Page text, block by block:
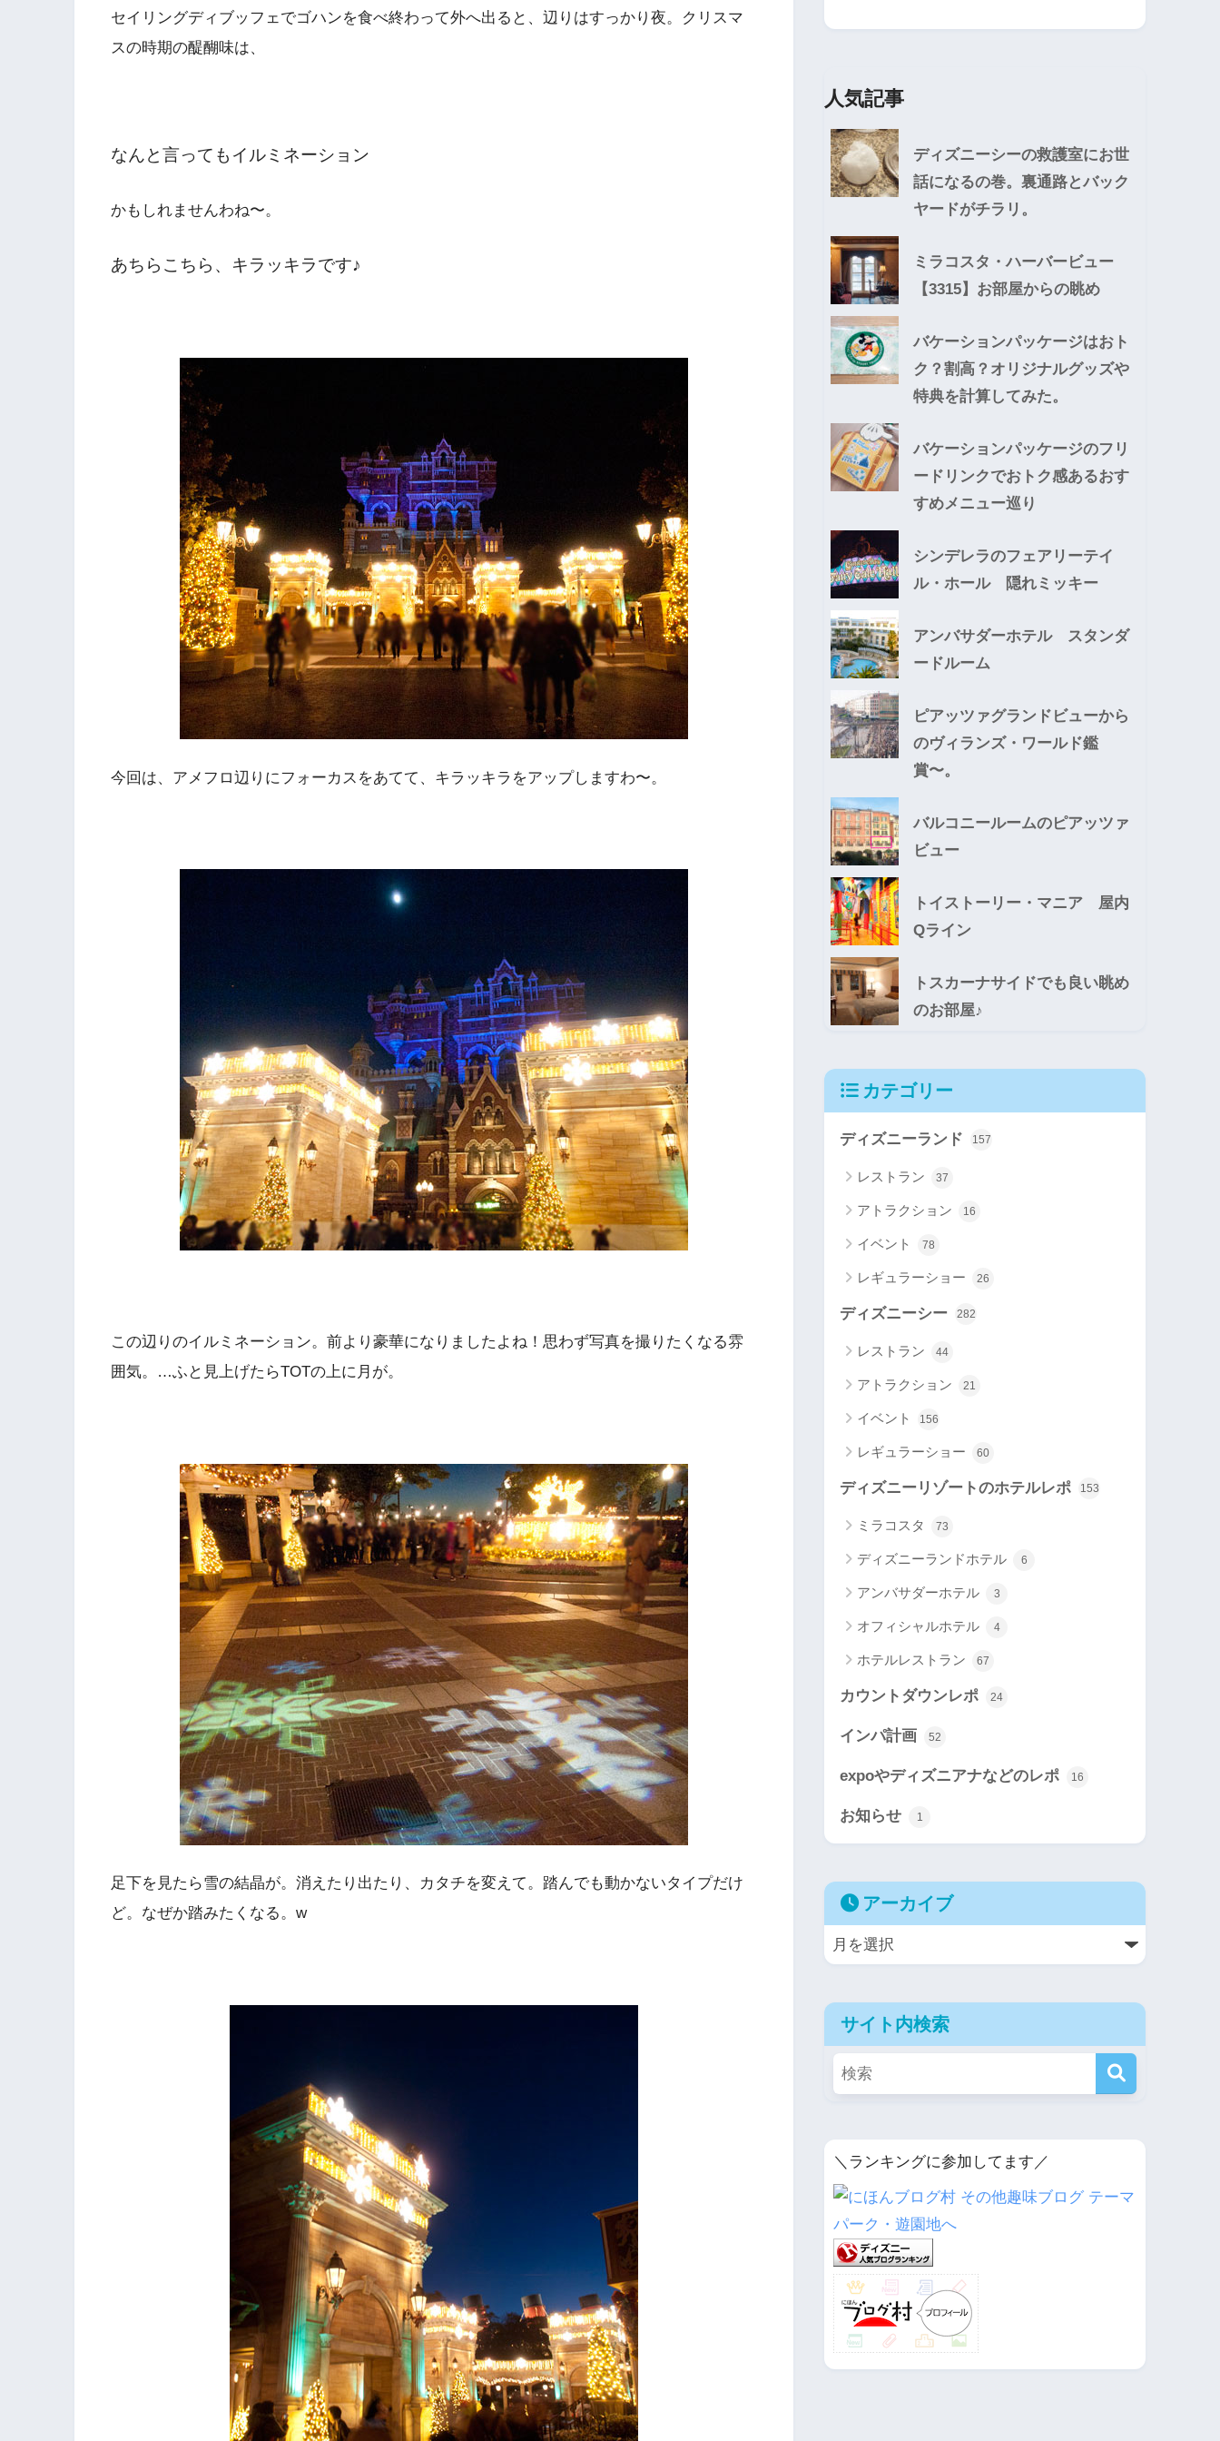
セイリングディブッフェでゴハンを食べ終わって外へ出ると、辺りはすっかり夜。クリスマ
スの時期の醍醐味は、
なんと言ってもイルミネーション
かもしれませんわね〜。
あちらこちら、キラッキラです♪
今回は、アメフロ辺りにフォーカスをあてて、キラッキラをアップしますわ〜。
この辺りのイルミネーション。前より豪華になりましたよね！思わず写真を撮りたくなる雰
囲気。…ふと見上げたらTOTの上に月が。
足下を見たら雪の結晶が。消えたり出たり、カタチを変えて。踏んでも動かないタイプだけ
ど。なぜか踏みたくなる。w
人気記事
ディズニーシーの救護室にお世
話になるの巻。裏通路とバック
ヤードがチラリ。
ミラコスタ・ハーバービュー
【3315】お部屋からの眺め
バケーションパッケージはおト
ク？割高？オリジナルグッズや
特典を計算してみた。
バケーションパッケージのフリ
ードリンクでおトク感あるおす
すめメニュー巡り
シンデレラのフェアリーテイ
ル・ホール 隠れミッキー
アンバサダーホテル スタンダ
ードルーム
ピアッツァグランドビューから
のヴィランズ・ワールド鑑
賞〜。
バルコニールームのピアッツァ
ビュー
トイストーリー・マニア 屋内
Qライン
トスカーナサイドでも良い眺め
のお部屋♪
カテゴリー
ディズニーランド 157
レストラン 37
アトラクション 16
イベント 78
レギュラーショー 26
ディズニーシー 282
レストラン 44
アトラクション 21
イベント 156
レギュラーショー 60
ディズニーリゾートのホテルレポ 153
ミラコスタ 73
ディズニーランドホテル 6
アンバサダーホテル 3
オフィシャルホテル 4
ホテルレストラン 67
カウントダウンレポ 24
インパ計画 52
expoやディズニアナなどのレポ 16
お知らせ 1
アーカイブ
サイト内検索
＼ランキングに参加してます／